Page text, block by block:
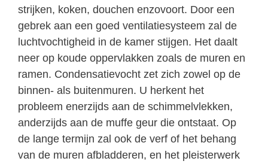
strijken, koken, douchen enzovoort. Door een
gebrek aan een goed ventilatiesysteem zal de
luchtvochtigheid in de kamer stijgen. Het daalt
neer op koude oppervlakken zoals de muren en
ramen. Condensatievocht zet zich zowel op de
binnen- als buitenmuren. U herkent het
probleem enerzijds aan de schimmelvlekken,
anderzijds aan de muffe geur die ontstaat. Op
de lange termijn zal ook de verf of het behang
van de muren afbladderen, en het pleisterwerk